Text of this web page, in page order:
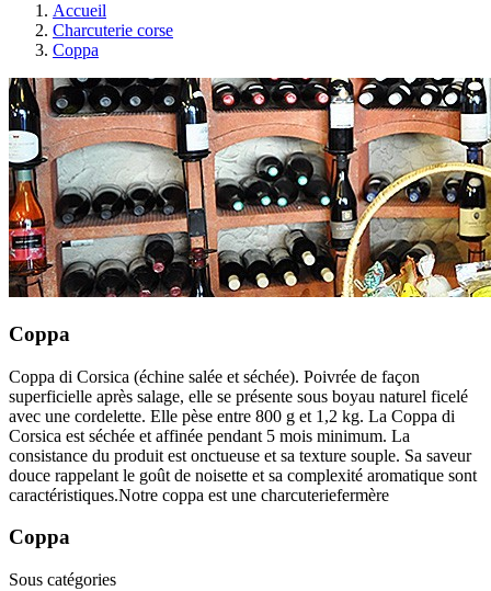
Accueil
Charcuterie corse
Coppa
Coppa
Coppa di Corsica (échine salée et séchée). Poivrée de façon
superficielle après salage, elle se présente sous boyau naturel ficelé
avec une cordelette. Elle pèse entre 800 g et 1,2 kg. La Coppa di
Corsica est séchée et affinée pendant 5 mois minimum. La
consistance du produit est onctueuse et sa texture souple. Sa saveur
douce rappelant le goût de noisette et sa complexité aromatique sont
caractéristiques.Notre coppa est une charcuteriefermère
Coppa
Sous catégories